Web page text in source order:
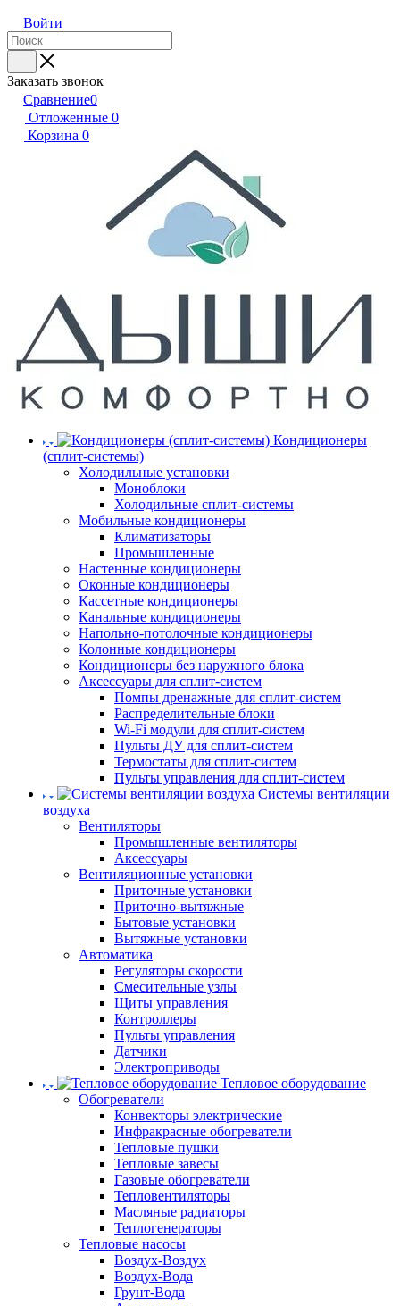
Войти
Заказать звонок
Сравнение0
Отложенные 0
Корзина 0
Кондиционеры
(сплит-системы)
Холодильные установки
Моноблоки
Холодильные сплит-системы
Мобильные кондиционеры
Климатизаторы
Промышленные
Настенные кондиционеры
Оконные кондиционеры
Кассетные кондиционеры
Канальные кондиционеры
Напольно-потолочные кондиционеры
Колонные кондиционеры
Кондиционеры без наружного блока
Аксессуары для сплит-систем
Помпы дренажные для сплит-систем
Распределительные блоки
Wi-Fi модули для сплит-систем
Пульты ДУ для сплит-систем
Термостаты для сплит-систем
Пульты управления для сплит-систем
Системы вентиляции
воздуха
Вентиляторы
Промышленные вентиляторы
Аксессуары
Вентиляционные установки
Приточные установки
Приточно-вытяжные
Бытовые установки
Вытяжные установки
Автоматика
Регуляторы скорости
Смесительные узлы
Щиты управления
Контроллеры
Пульты управления
Датчики
Электроприводы
Тепловое оборудование
Обогреватели
Конвекторы электрические
Инфракрасные обогреватели
Тепловые пушки
Тепловые завесы
Газовые обогреватели
Тепловентиляторы
Масляные радиаторы
Теплогенераторы
Тепловые насосы
Воздух-Воздух
Воздух-Вода
Грунт-Вода